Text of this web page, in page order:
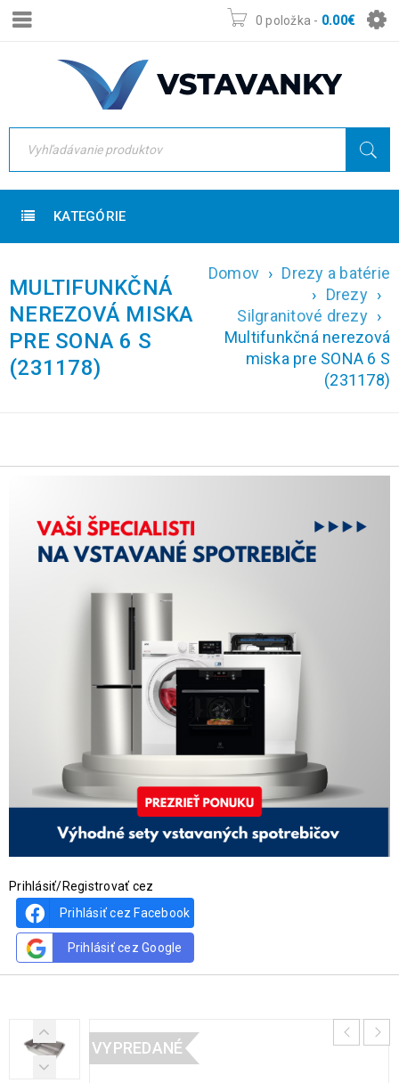
0 položka - 0.00€
KATEGÓRIE
MULTIFUNKČNÁ
NEREZOVÁ MISKA
PRE SONA 6 S
(231178)
Domov › Drezy a batérie
› Drezy ›
Silgranitové drezy ›
Multifunkčná nerezová
miska pre SONA 6 S
(231178)
Prihlásiť/Registrovať cez
Prihlásiť cez Facebook
Prihlásiť cez Google
VYPREDANÉ